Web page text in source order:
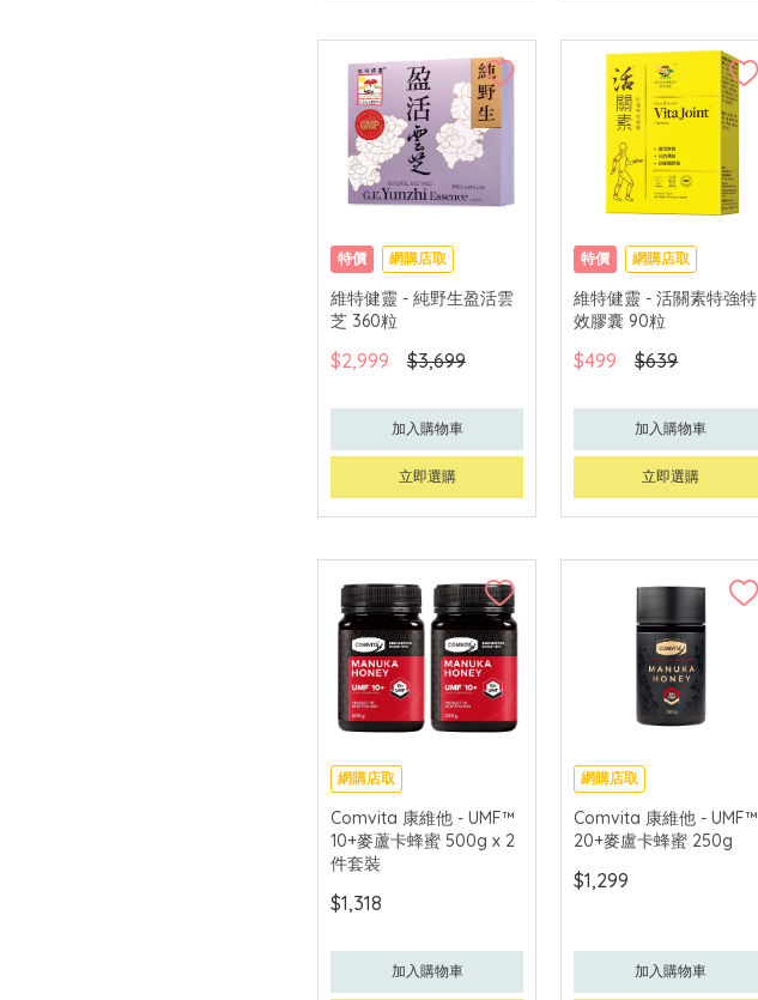
特價 網購店取
維特健靈 - 純野生盈活雲
芝 360粒
$2,999 $3,699
加入購物車
立即選購
特價 網購店取
維特健靈 - 活關素特強特
效膠囊 90粒
$499 $639
加入購物車
立即選購
網購店取
Comvita 康維他 - UMF™
10+麥蘆卡蜂蜜 500g x 2
件套裝
$1,318
加入購物車
網購店取
Comvita 康維他 - UMF™
20+麥盧卡蜂蜜 250g
$1,299
加入購物車